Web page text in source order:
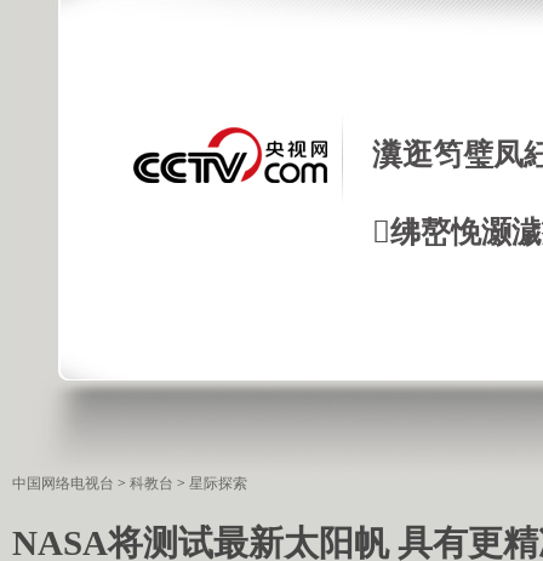
瀵逛笉璧凤
绋嶅悗灏
中国网络电视台 > 科教台 > 星际探索
NASA将测试最新太阳帆 具有更